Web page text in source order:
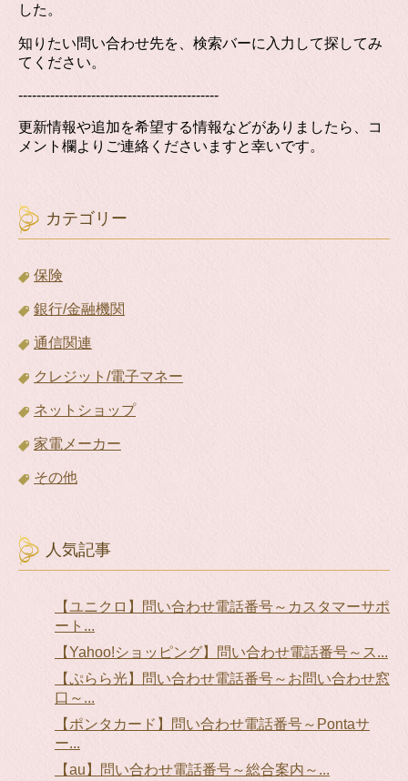
した。
知りたい問い合わせ先を、検索バーに入力して探してみ
てください。
--------------------------------------------
更新情報や追加を希望する情報などがありましたら、コ
メント欄よりご連絡くださいますと幸いです。
カテゴリー
保険
銀行/金融機関
通信関連
クレジット/電子マネー
ネットショップ
家電メーカー
その他
人気記事
【ユニクロ】問い合わせ電話番号～カスタマーサポ
ート...
【Yahoo!ショッピング】問い合わせ電話番号～ス...
【ぷらら光】問い合わせ電話番号～お問い合わせ窓
口～...
【ポンタカード】問い合わせ電話番号～Pontaサ
ー...
【au】問い合わせ電話番号～総合案内～...